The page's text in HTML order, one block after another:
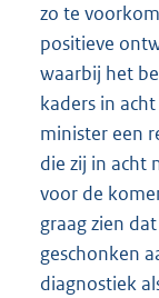
zo te
positieve
waarbij het
kaders in
minister een
die zij in acht
voor de
graag zien
geschonken
diagnostiek